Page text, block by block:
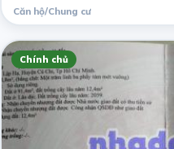
Căn hộ/Chung cư
Chính chủ